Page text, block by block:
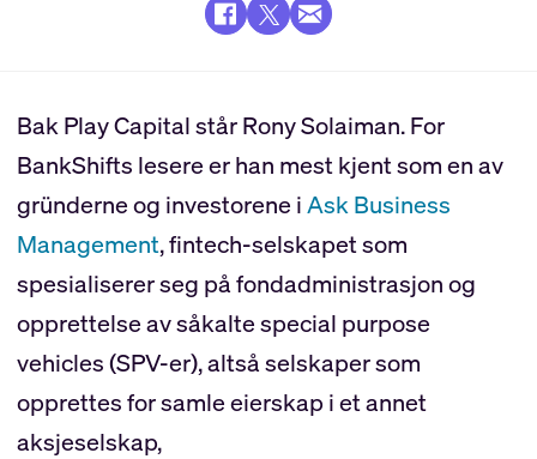
Bak Play Capital står Rony Solaiman. For
BankShifts lesere er han mest kjent som en av
gründerne og investorene iAsk Business
Management, fintech-selskapet som
spesialiserer seg på fondadministrasjon og
opprettelse av såkalte special purpose
vehicles (SPV-er), altså selskaper som
opprettes for samle eierskap i et annet
aksjeselskap,